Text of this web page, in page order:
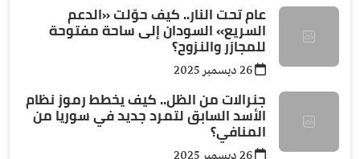
عام تحت النار.. كيف حوّلت «الدعم
السريع» السودان إلى ساحة مفتوحة
للمجازر والنزوح؟
جنرالات من الظل.. كيف يخطط رموز نظام
الأسد السابق لتمرد جديد في سوريا من
المنافي؟